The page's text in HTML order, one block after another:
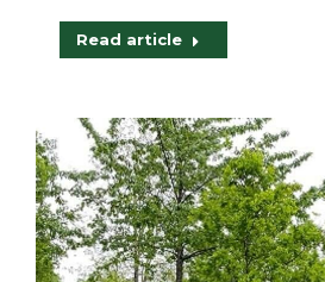
Read article